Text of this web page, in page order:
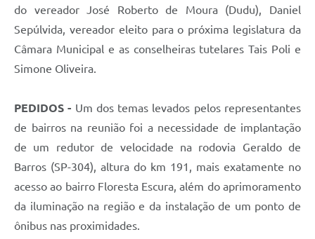
do vereador José Roberto de Moura (Dudu), Daniel
Sepúlvida, vereador eleito para o próxima legislatura da
Câmara Municipal e as conselheiras tutelares Tais Poli e
Simone Oliveira.
PEDIDOS - Um dos temas levados pelos representantes
de bairros na reunião foi a necessidade de implantação
de um redutor de velocidade na rodovia Geraldo de
Barros (SP-304), altura do km 191, mais exatamente no
acesso ao bairro Floresta Escura, além do aprimoramento
da iluminação na região e da instalação de um ponto de
ônibus nas proximidades.